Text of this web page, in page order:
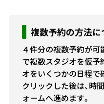
複数予約の方法に
４件分の複数予約が可
で複数スタジオを仮予
オをいくつかの日程で
クリックした後は、時
ォームへ進めます。